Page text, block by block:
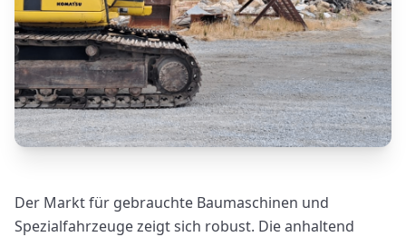
Der Markt für gebrauchte Baumaschinen und
Spezialfahrzeuge zeigt sich robust. Die anhaltend